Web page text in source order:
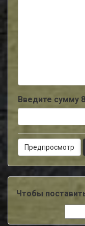
Введите сумму
Чтобы